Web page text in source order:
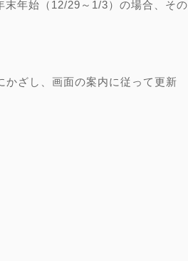
年始（12/29～1/3）の場合、その
ざし、画面の案内に従って更新